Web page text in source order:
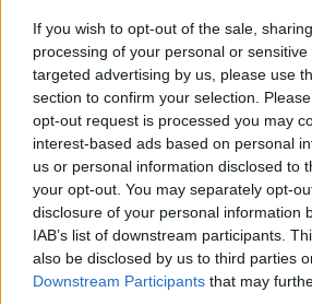
If you wish to opt-out of the sale,
processing of your personal or
targeted advertising by us, please use
section to confirm your selection.
opt-out request is processed you may
interest-based ads based on personal
us or personal information disclosed to
your opt-out. You may separately opt-
disclosure of your personal information
IAB’s list of downstream participants.
also be disclosed by us to third parties
Downstream Participants that may
Σκαρφαλωμένο σε υψόμετρο
πλαγιές του Κλωκού, το
να αρμέξουμε τις αγελάδες, να
κατσικάκια και τα αρνάκια, να
από τις κότες, και «αν μας